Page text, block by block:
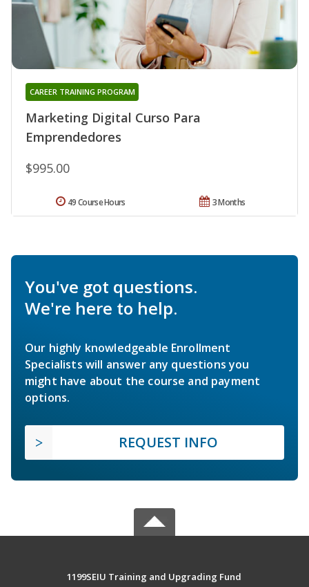
Marketing Digital Curso Para
Emprendedores
CAREER TRAINING PROGRAM
$995.00
3 Months
49 Course Hours
You've got questions.
We're here to help.
Our highly knowledgeable Enrollment
Specialists will answer any questions you
might have about the course and payment
options.
REQUEST INFO
1199SEIU Training and Upgrading Fund